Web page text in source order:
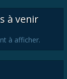
à venir
à afficher.